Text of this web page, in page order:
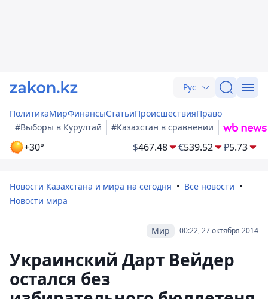
Рус
ПолитикаМирФинансыСтатьиПроисшествияПраво
#Выборы в Курултай
#Казахстан в сравнении
+30° $467.48 €539.52 ₽5.73
Новости Казахстана и мира на сегодня
Все новости
Новости мира
00:22, 27 октября 2014
Мир
Украинский Дарт Вейдер
остался без